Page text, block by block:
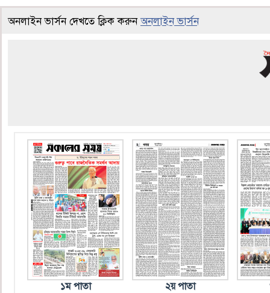
অনলাইন ভার্সন দেখতে ক্লিক করুনঅনলাইন ভার্সন
১ম পাতা ২য় পাতা